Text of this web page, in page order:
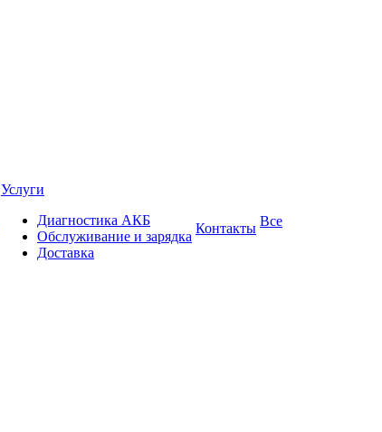
Услуги
Диагностика АКБ
Обслуживание и зарядка
Доставка
Контакты Все